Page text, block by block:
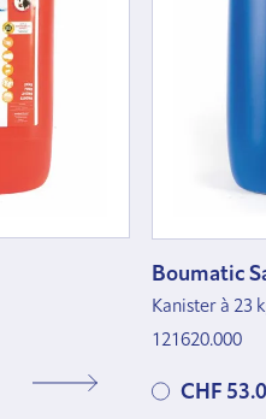
Boumatic
Kanister à 23
121620.000
CHF